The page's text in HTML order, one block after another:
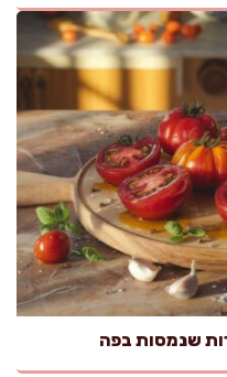
שנמסות בפה